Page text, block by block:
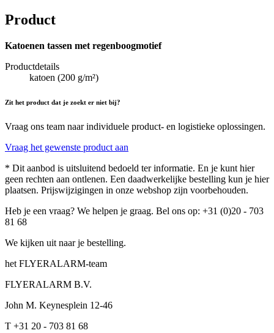
Product
Katoenen tassen met regenboogmotief
Productdetails
katoen (200 g/m²)
Zit het product dat je zoekt er niet bij?
Vraag ons team naar individuele product- en logistieke oplossingen.
Vraag het gewenste product aan
* Dit aanbod is uitsluitend bedoeld ter informatie. En je kunt hier
geen rechten aan ontlenen. Een daadwerkelijke bestelling kun je hier
plaatsen. Prijswijzigingen in onze webshop zijn voorbehouden.
Heb je een vraag? We helpen je graag. Bel ons op: +31 (0)20 - 703
81 68
We kijken uit naar je bestelling.
het FLYERALARM-team
FLYERALARM B.V.
John M. Keynesplein 12-46
T +31 20 - 703 81 68